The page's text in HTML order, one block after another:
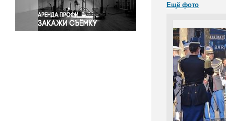
Экономика и бизнес
Ещё фото